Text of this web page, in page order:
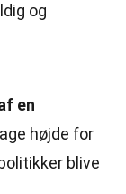
og
en
højde for
blive